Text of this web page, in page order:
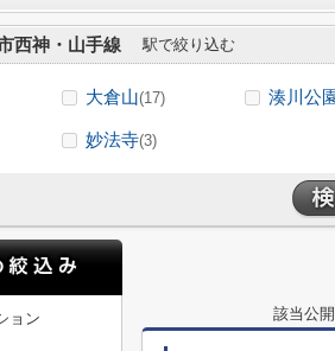
西神・山手線 駅で絞り込む
大倉山(17) 湊川公
妙法寺(3)
該当公
ョン